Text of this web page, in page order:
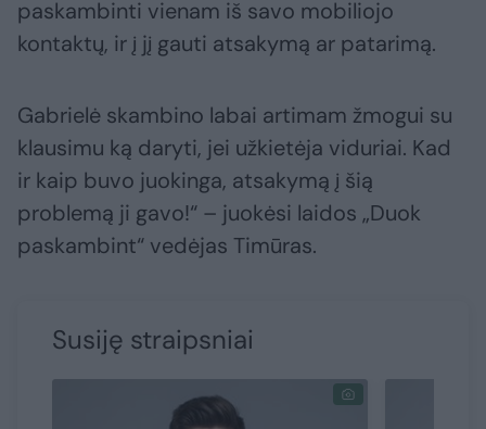
paskambinti vienam iš savo mobiliojo
kontaktų, ir į jį gauti atsakymą ar patarimą.
Gabrielė skambino labai artimam žmogui su
klausimu ką daryti, jei užkietėja viduriai. Kad
ir kaip buvo juokinga, atsakymą į šią
problemą ji gavo!“ – juokėsi laidos „Duok
paskambint“ vedėjas Timūras.
Susiję straipsniai